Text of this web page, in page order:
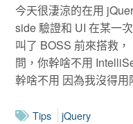
今天很淒涼的在用
side 驗證和 UI 在某一
叫了 BOSS 前來搭救
問，你幹啥不用
幹啥不用 因為我沒得用
Tips jQuery